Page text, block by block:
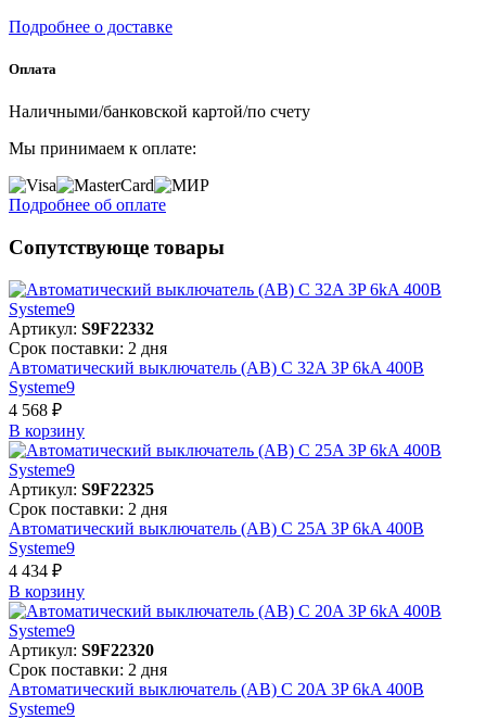
Подробнее о доставке
Оплата
Наличными/банковской картой/по счету
Мы принимаем к оплате:
Подробнее об оплате
Сопутствующе товары
Артикул: S9F22332
Срок поставки: 2 дня
Автоматический выключатель (АВ) C 32A 3P 6kA 400В
Systeme9
4 568 ₽
В корзинy
Артикул: S9F22325
Срок поставки: 2 дня
Автоматический выключатель (АВ) C 25A 3P 6kA 400В
Systeme9
4 434 ₽
В корзинy
Артикул: S9F22320
Срок поставки: 2 дня
Автоматический выключатель (АВ) C 20A 3P 6kA 400В
Systeme9